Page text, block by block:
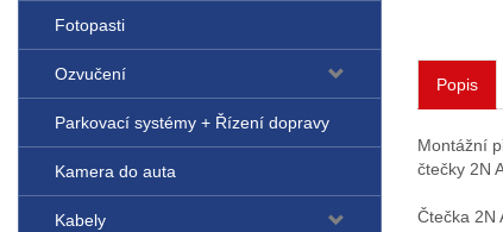
Fotopasti
Ozvučení
Parkovací systémy + Řízení dopravy
Kamera do auta
Kabely
Popis
Montážní
čtečky 2N
Čtečka 2N